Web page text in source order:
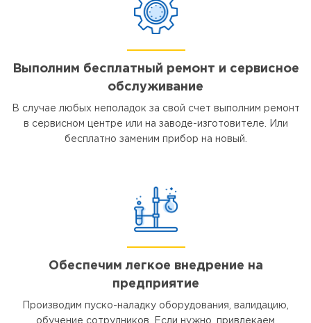
Выполним бесплатный ремонт и сервисное
обслуживание
В случае любых неполадок за свой счет выполним ремонт
в сервисном центре или на заводе-изготовителе. Или
бесплатно заменим прибор на новый.
Обеспечим легкое внедрение на
предприятие
Производим пуско-наладку оборудования, валидацию,
обучение сотрудников. Если нужно, привлекаем